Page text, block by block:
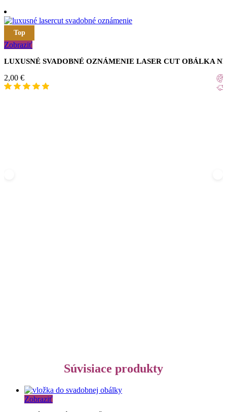
Top
Zobraziť
LUXUSNÉ SVADOBNÉ OZNÁMENIE LASER CUT OBÁLKA
2,00 €
Súvisiace produkty
Zobraziť